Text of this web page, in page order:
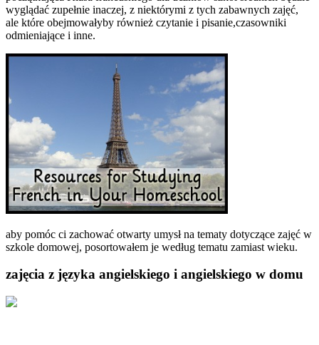
wyglądać zupełnie inaczej, z niektórymi z tych zabawnych zajęć,
ale które obejmowałyby również czytanie i pisanie,czasowniki
odmieniające i inne.
aby pomóc ci zachować otwarty umysł na tematy dotyczące zajęć w
szkole domowej, posortowałem je według tematu zamiast wieku.
zajęcia z języka angielskiego i angielskiego w domu